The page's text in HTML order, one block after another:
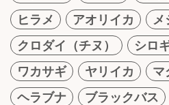
ヒラメ
アオリイカ
メ
クロダイ（チヌ）
シロ
ワカサギ
ヤリイカ マ
ヘラブナ
ブラックバス